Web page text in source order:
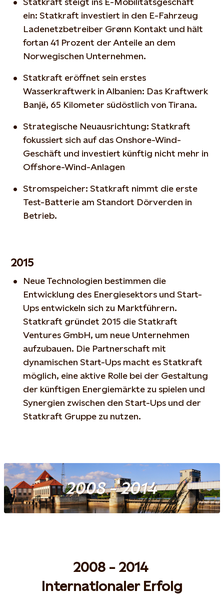
ein: Statkraft investiert in den E-Fahrzeug
Ladenetzbetreiber Grønn Kontakt und hält
fortan 41 Prozent der Anteile an dem
Norwegischen Unternehmen.
Statkraft eröffnet sein erstes
Wasserkraftwerk in Albanien: Das Kraftwerk
Banjë, 65 Kilometer südöstlich von Tirana.
Strategische Neuausrichtung: Statkraft
fokussiert sich auf das Onshore-Wind-
Geschäft und investiert künftig nicht mehr in
Offshore-Wind-Anlagen
Stromspeicher: Statkraft nimmt die erste
Test-Batterie am Standort Dörverden in
Betrieb.
2015
Neue Technologien bestimmen die
Entwicklung des Energiesektors und Start-
Ups entwickeln sich zu Marktführern.
Statkraft gründet 2015 die Statkraft
Ventures GmbH, um neue Unternehmen
aufzubauen. Die Partnerschaft mit
dynamischen Start-Ups macht es Statkraft
möglich, eine aktive Rolle bei der Gestaltung
der künftigen Energiemärkte zu spielen und
Synergien zwischen den Start-Ups und der
Statkraft Gruppe zu nutzen.
2008 - 2014
Internationaler Erfolg